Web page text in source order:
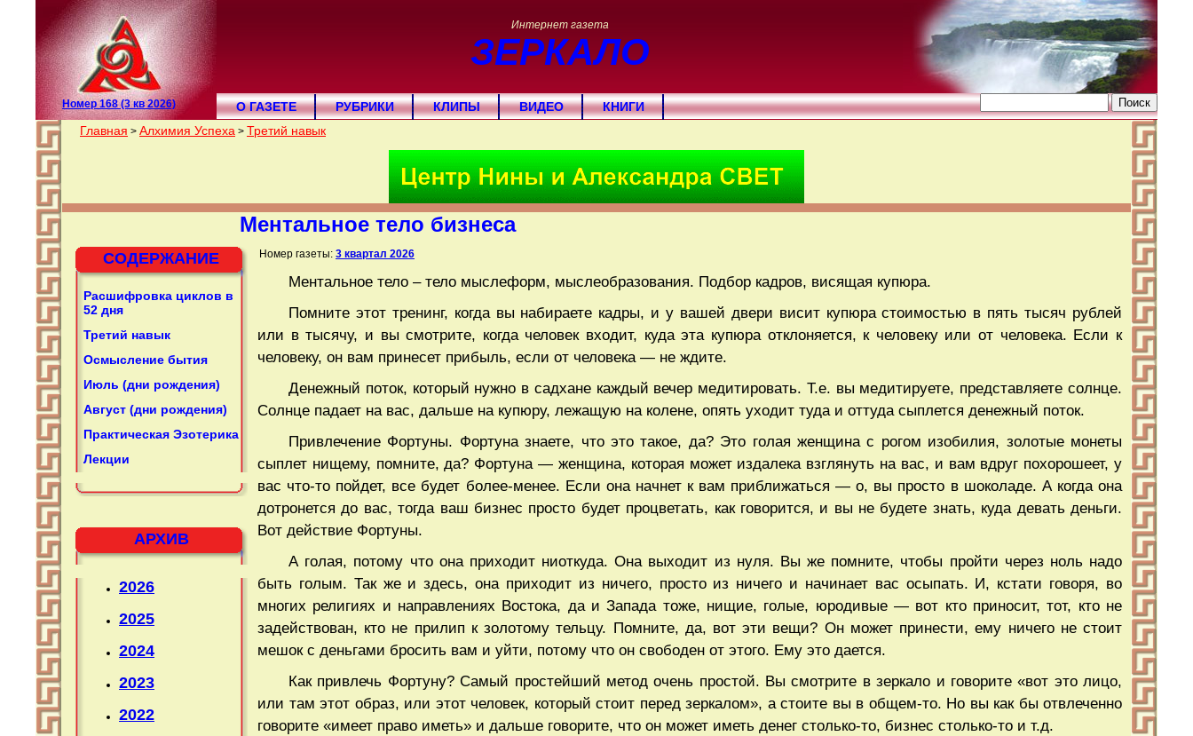
Номер 168 (3 кв 2026)
Интернет газета
ЗЕРКАЛО
О ГАЗЕТЕ РУБРИКИ КЛИПЫ ВИДЕО
КНИГИ
Главная > Алхимия Успеха > Третий навык
Ментальное тело бизнеса
СОДЕРЖАНИЕ
Расшифровка циклов в
52 дня
Третий навык
Осмысление бытия
Июль (дни рождения)
Август (дни рождения)
Практическая Эзотерика
Лекции
АРХИВ
2026
2025
2024
2023
2022
Номер газеты: 3 квартал 2026
Ментальное тело – тело мыслеформ, мыслеобразования. Подбор кадров, висящая купюра.
Помните этот тренинг, когда вы набираете кадры, и у вашей двери висит купюра стоимостью в пять тысяч рублей
или в тысячу, и вы смотрите, когда человек входит, куда эта купюра отклоняется, к человеку или от человека. Если к
человеку, он вам принесет прибыль, если от человека — не ждите.
Денежный поток, который нужно в садхане каждый вечер медитировать. Т.е. вы медитируете, представляете солнце.
Солнце падает на вас, дальше на купюру, лежащую на колене, опять уходит туда и оттуда сыплется денежный поток.
Привлечение Фортуны. Фортуна знаете, что это такое, да? Это голая женщина с рогом изобилия, золотые монеты
сыплет нищему, помните, да? Фортуна — женщина, которая может издалека взглянуть на вас, и вам вдруг похорошеет, у
вас что-то пойдет, все будет более-менее. Если она начнет к вам приближаться — о, вы просто в шоколаде. А когда она
дотронется до вас, тогда ваш бизнес просто будет процветать, как говорится, и вы не будете знать, куда девать деньги.
Вот действие Фортуны.
А голая, потому что она приходит ниоткуда. Она выходит из нуля. Вы же помните, чтобы пройти через ноль надо
быть голым. Так же и здесь, она приходит из ничего, просто из ничего и начинает вас осыпать. И, кстати говоря, во
многих религиях и направлениях Востока, да и Запада тоже, нищие, голые, юродивые — вот кто приносит, тот, кто не
задействован, кто не прилип к золотому тельцу. Помните, да, вот эти вещи? Он может принести, ему ничего не стоит
мешок с деньгами бросить вам и уйти, потому что он свободен от этого. Ему это дается.
Как привлечь Фортуну? Самый простейший метод очень простой. Вы смотрите в зеркало и говорите «вот это лицо,
или там этот образ, или этот человек, который стоит перед зеркалом», а стоите вы в общем-то. Но вы как бы отвлеченно
говорите «имеет право иметь» и дальше говорите, что он может иметь денег столько-то, бизнес столько-то и т.д.